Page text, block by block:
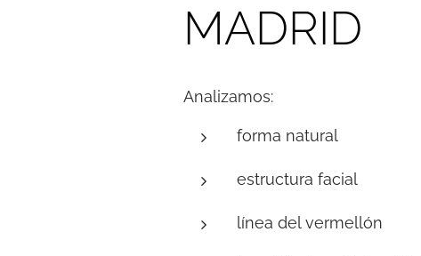
MADRID
Analizamos:
forma natural
estructura facial
línea del vermellón